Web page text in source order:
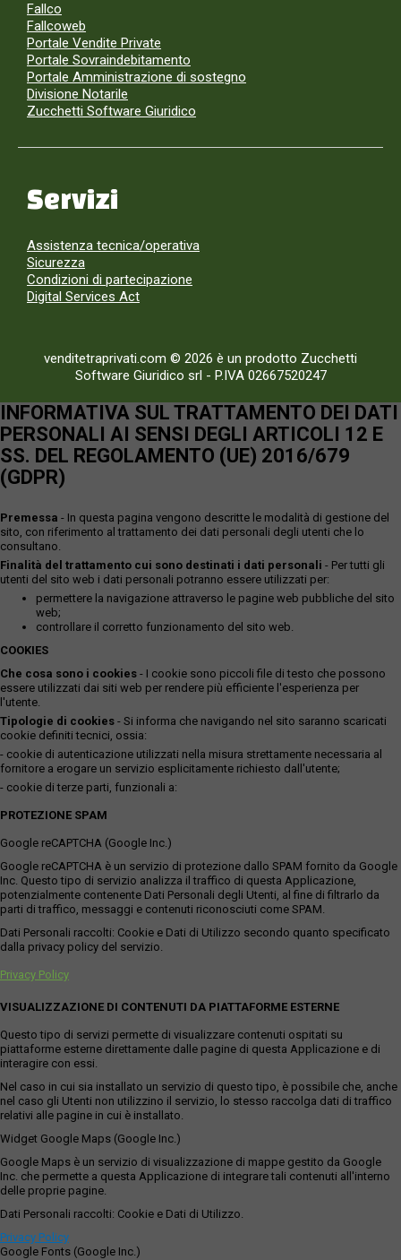
Fallco
Fallcoweb
Portale Vendite Private
Portale Sovraindebitamento
Portale Amministrazione di sostegno
Divisione Notarile
Zucchetti Software Giuridico
Servizi
Assistenza tecnica/operativa
Sicurezza
Condizioni di partecipazione
Digital Services Act
venditetraprivati.com © 2026 è un prodotto Zucchetti
Software Giuridico srl - P.IVA 02667520247
INFORMATIVA SUL TRATTAMENTO DEI DATI
PERSONALI AI SENSI DEGLI ARTICOLI 12 E
SS. DEL REGOLAMENTO (UE) 2016/679
(GDPR)
Premessa - In questa pagina vengono descritte le modalità di gestione del
sito, con riferimento al trattamento dei dati personali degli utenti che lo
consultano.
Finalità del trattamento cui sono destinati i dati personali - Per tutti gli
utenti del sito web i dati personali potranno essere utilizzati per:
permettere la navigazione attraverso le pagine web pubbliche del sito
web;
controllare il corretto funzionamento del sito web.
COOKIES
Che cosa sono i cookies - I cookie sono piccoli file di testo che possono
essere utilizzati dai siti web per rendere più efficiente l'esperienza per
l'utente.
Tipologie di cookies - Si informa che navigando nel sito saranno scaricati
cookie definiti tecnici, ossia:
- cookie di autenticazione utilizzati nella misura strettamente necessaria al
fornitore a erogare un servizio esplicitamente richiesto dall'utente;
- cookie di terze parti, funzionali a:
PROTEZIONE SPAM
Google reCAPTCHA (Google Inc.)
Google reCAPTCHA è un servizio di protezione dallo SPAM fornito da Google
Inc. Questo tipo di servizio analizza il traffico di questa Applicazione,
potenzialmente contenente Dati Personali degli Utenti, al fine di filtrarlo da
parti di traffico, messaggi e contenuti riconosciuti come SPAM.
Dati Personali raccolti: Cookie e Dati di Utilizzo secondo quanto specificato
dalla privacy policy del servizio.
Privacy Policy
VISUALIZZAZIONE DI CONTENUTI DA PIATTAFORME ESTERNE
Questo tipo di servizi permette di visualizzare contenuti ospitati su
piattaforme esterne direttamente dalle pagine di questa Applicazione e di
interagire con essi.
Nel caso in cui sia installato un servizio di questo tipo, è possibile che, anche
nel caso gli Utenti non utilizzino il servizio, lo stesso raccolga dati di traffico
relativi alle pagine in cui è installato.
Widget Google Maps (Google Inc.)
Google Maps è un servizio di visualizzazione di mappe gestito da Google
Inc. che permette a questa Applicazione di integrare tali contenuti all'interno
delle proprie pagine.
Dati Personali raccolti: Cookie e Dati di Utilizzo.
Privacy Policy
Google Fonts (Google Inc.)